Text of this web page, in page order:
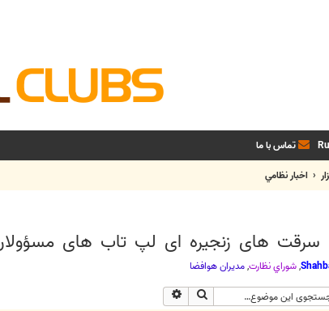
تماس با ما
اخبار نظامي
سرقت های زنجیره ای لپ تاب های
,شوراي نظارت,مديران هوافضا
جستجو